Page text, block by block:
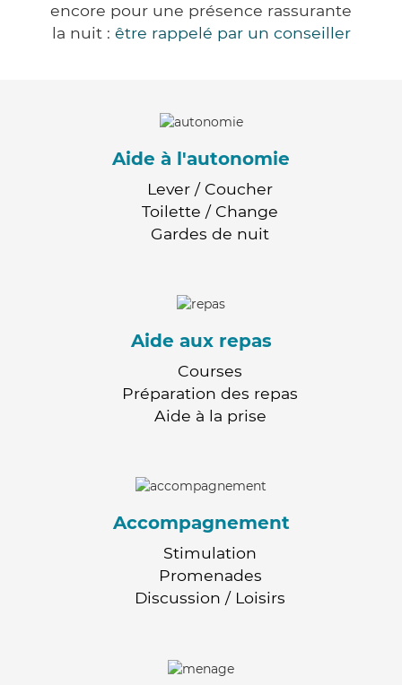
encore pour une présence rassurante
la nuit : être rappelé par un conseiller
Aide à l'autonomie
Lever / Coucher
Toilette / Change
Gardes de nuit
Aide aux repas
Courses
Préparation des repas
Aide à la prise
Accompagnement
Stimulation
Promenades
Discussion / Loisirs